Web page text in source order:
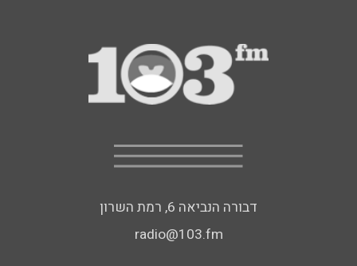
דבורה הנביאה 6, רמת השרון
radio@103.fm